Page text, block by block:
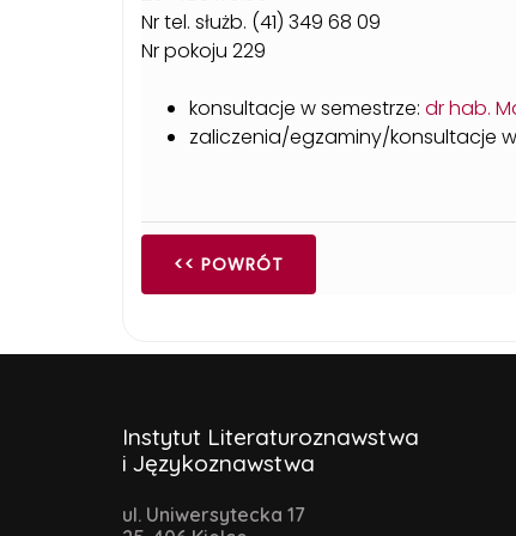
Nr tel. służb. (41) 349 68 09
Nr pokoju 229
konsultacje w semestrze: dr hab.
zaliczenia/egzaminy/konsultacje w
<< POWRÓT
Instytut Literaturoznawstwa
i Językoznawstwa
ul. Uniwersytecka 17